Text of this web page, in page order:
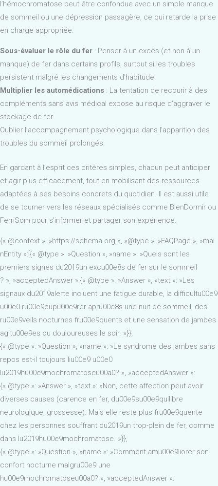
l’hémochromatose peut être confondue avec un simple manque
de sommeil ou une dépression passagère, ce qui retarde la prise
en charge appropriée.
Sous-évaluer le rôle du fer : Penser à un excès (et non à un
manque) de fer dans certains profils, surtout si les troubles
persistent malgré les changements d’habitude.
Multiplier les automédications : La tentation de recourir à des
compléments sans avis médical expose au risque d’aggraver le
stockage de fer.
Oublier l’accompagnement psychologique dans l’apparition des
troubles du sommeil prolongés.
En gardant à l’esprit ces critères simples, chacun peut anticiper
et agir plus efficacement, tout en mobilisant des ressources
adaptées à ses besoins concrets du quotidien. Il est aussi utile
de se tourner vers les réseaux spécialisés comme BienDormir ou
FerriSom pour s’informer et partager son expérience.
{« @context »: »https://schema.org », »@type »: »FAQPage », »mai
nEntity »:[{« @type »: »Question », »name »: »Quels sont les
premiers signes du2019un excu00e8s de fer sur le sommeil
? », »acceptedAnswer »:{« @type »: »Answer », »text »: »Les
signaux du2019alerte incluent une fatigue durable, la difficultu00e9
u00e0 ru00e9cupu00e9rer apru00e8s une nuit de sommeil, des
ru00e9veils nocturnes fru00e9quents et une sensation de jambes
agitu00e9es ou douloureuses le soir. »}},
{« @type »: »Question », »name »: »Le syndrome des jambes sans
repos est-il toujours liu00e9 u00e0
lu2019hu00e9mochromatoseu00a0? », »acceptedAnswer »:
{« @type »: »Answer », »text »: »Non, cette affection peut avoir
diverses causes (carence en fer, du00e9su00e9quilibre
neurologique, grossesse). Mais elle reste plus fru00e9quente
chez les personnes souffrant du2019un trop-plein de fer, comme
dans lu2019hu00e9mochromatose. »}},
{« @type »: »Question », »name »: »Comment amu00e9liorer son
confort nocturne malgru00e9 une
hu00e9mochromatoseu00a0? », »acceptedAnswer »: